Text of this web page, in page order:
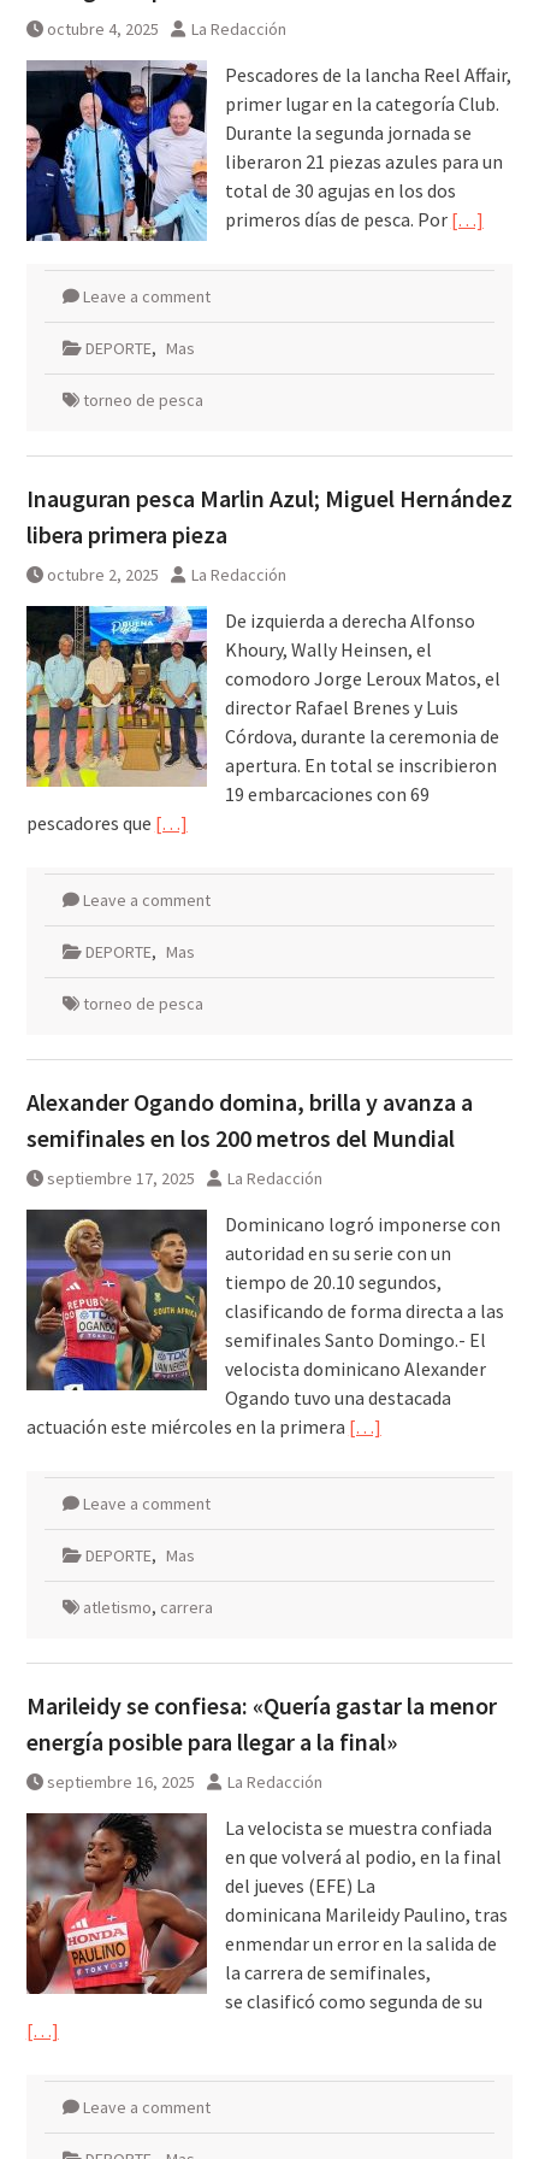
octubre 4, 2025 La Redacción
Pescadores de la lancha Reel Affair,
primer lugar en la categoría Club.
Durante la segunda jornada se
liberaron 21 piezas azules para un
total de 30 agujas en los dos
primeros días de pesca. Por […]
Leave a comment
DEPORTE, Mas
torneo de pesca
Inauguran pesca Marlin Azul; Miguel Hernández
libera primera pieza
octubre 2, 2025 La Redacción
De izquierda a derecha Alfonso
Khoury, Wally Heinsen, el
comodoro Jorge Leroux Matos, el
director Rafael Brenes y Luis
Córdova, durante la ceremonia de
apertura. En total se inscribieron
19 embarcaciones con 69
pescadores que […]
Leave a comment
DEPORTE, Mas
torneo de pesca
Alexander Ogando domina, brilla y avanza a
semifinales en los 200 metros del Mundial
septiembre 17, 2025 La Redacción
Dominicano logró imponerse con
autoridad en su serie con un
tiempo de 20.10 segundos,
clasificando de forma directa a las
semifinales Santo Domingo.- El
velocista dominicano Alexander
Ogando tuvo una destacada
actuación este miércoles en la primera […]
Leave a comment
DEPORTE, Mas
atletismo, carrera
Marileidy se confiesa: «Quería gastar la menor
energía posible para llegar a la final»
septiembre 16, 2025 La Redacción
La velocista se muestra confiada
en que volverá al podio, en la final
del jueves (EFE) La
dominicana Marileidy Paulino, tras
enmendar un error en la salida de
la carrera de semifinales,
se clasificó como segunda de su
[…]
Leave a comment